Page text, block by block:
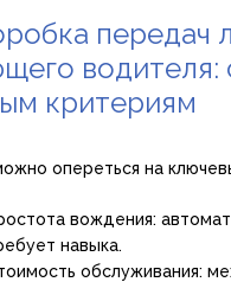
передач
водителя:
критериям
опереться на
вождения:
навыка.
обслуживания: